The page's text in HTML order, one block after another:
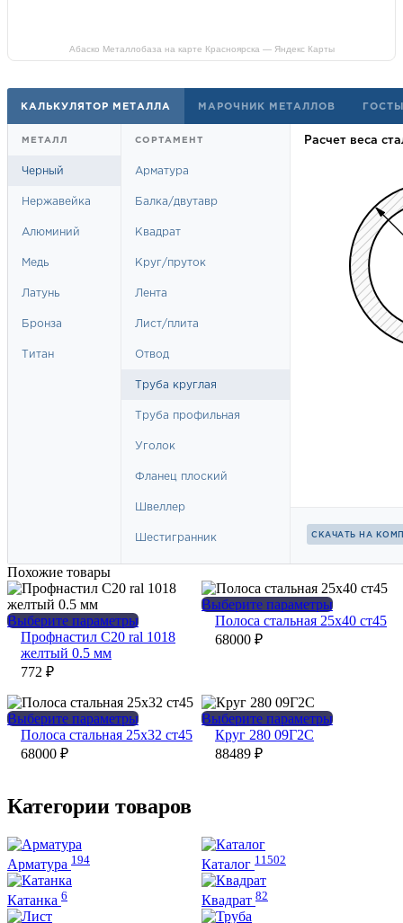
Абаско Металлобаза на карте Красноярска — Яндекс Карты
Похожие товары
Выберите параметрыЭтот
товар
Опции
можно
выбрать
Профнастил С20 ral 1018
желтый 0.5 мм
772 ₽
Выберите параметрыЭтот
товар
выбрать
Полоса стальная 25х40 ст45
68000 ₽
Выберите параметрыЭтот
товар
можно
Полоса стальная 25х32 ст45
68000 ₽
Выберите параметрыЭтот
Круг 280 09Г2С
88489 ₽
Категории товаров
Арматура 194 Каталог 11502
Катанка 6 Квадрат 82